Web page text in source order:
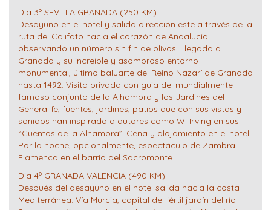
Dia 3º SEVILLA GRANADA (250 KM)
Desayuno en el hotel y salida dirección este a través de la
ruta del Califato hacia el corazón de Andalucía
observando un número sin fin de olivos. Llegada a
Granada y su increíble y asombroso entorno
monumental, último baluarte del Reino Nazarí de Granada
hasta 1492. Visita privada con guia del mundialmente
famoso conjunto de la Alhambra y los Jardines del
Generalife, fuentes, jardines, patios que con sus vistas y
sonidos han inspirado a autores como W. Irving en sus
“Cuentos de la Alhambra”. Cena y alojamiento en el hotel.
Por la noche, opcionalmente, espectáculo de Zambra
Flamenca en el barrio del Sacromonte.
Dia 4º GRANADA VALENCIA (490 KM)
Después del desayuno en el hotel salida hacia la costa
Mediterránea. Vía Murcia, capital del fértil jardín del río